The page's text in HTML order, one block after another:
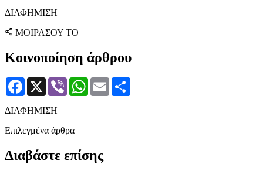
ΔΙΑΦΗΜΙΣΗ
ΜΟΙΡΑΣΟΥ ΤΟ
Κοινοποίηση άρθρου
Facebook
X Viber WhatsApp
Email
ΔΙΑΦΗΜΙΣΗ
Επιλεγμένα άρθρα
Διαβάστε επίσης